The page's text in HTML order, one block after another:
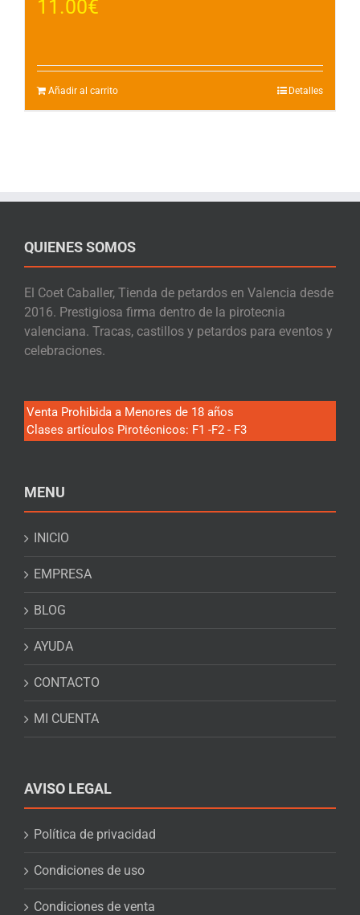
11.00€
Añadir al carrito Detalles
QUIENES SOMOS
El Coet Caballer, Tienda de petardos en Valencia desde
2016. Prestigiosa firma dentro de la pirotecnia
valenciana. Tracas, castillos y petardos para eventos y
celebraciones.
Venta Prohibida a Menores de 18 años
Clases artículos Pirotécnicos: F1 -F2 - F3
MENU
INICIO
EMPRESA
BLOG
AYUDA
CONTACTO
MI CUENTA
AVISO LEGAL
Política de privacidad
Condiciones de uso
Condiciones de venta